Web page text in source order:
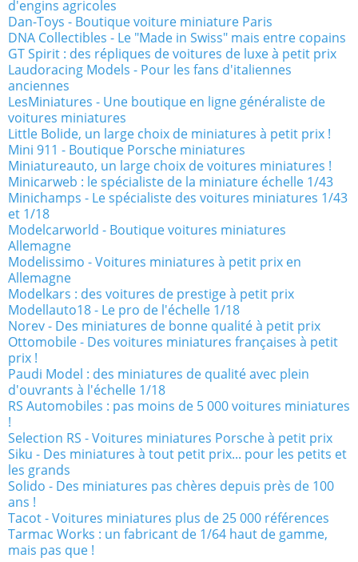
d'engins agricoles
Dan-Toys - Boutique voiture miniature Paris
DNA Collectibles - Le "Made in Swiss" mais entre copains
GT Spirit : des répliques de voitures de luxe à petit prix
Laudoracing Models - Pour les fans d'italiennes
anciennes
LesMiniatures - Une boutique en ligne généraliste de
voitures miniatures
Little Bolide, un large choix de miniatures à petit prix !
Mini 911 - Boutique Porsche miniatures
Miniatureauto, un large choix de voitures miniatures !
Minicarweb : le spécialiste de la miniature échelle 1/43
Minichamps - Le spécialiste des voitures miniatures 1/43
et 1/18
Modelcarworld - Boutique voitures miniatures
Allemagne
Modelissimo - Voitures miniatures à petit prix en
Allemagne
Modelkars : des voitures de prestige à petit prix
Modellauto18 - Le pro de l'échelle 1/18
Norev - Des miniatures de bonne qualité à petit prix
Ottomobile - Des voitures miniatures françaises à petit
prix !
Paudi Model : des miniatures de qualité avec plein
d'ouvrants à l'échelle 1/18
RS Automobiles : pas moins de 5 000 voitures miniatures
!
Selection RS - Voitures miniatures Porsche à petit prix
Siku - Des miniatures à tout petit prix... pour les petits et
les grands
Solido - Des miniatures pas chères depuis près de 100
ans !
Tacot - Voitures miniatures plus de 25 000 références
Tarmac Works : un fabricant de 1/64 haut de gamme,
mais pas que !